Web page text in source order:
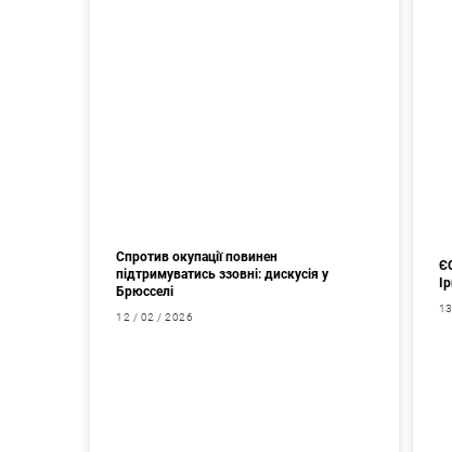
Спротив окупації повинен
підтримуватись ззовні: дискусія у
Брюсселі
12 / 02 / 2026